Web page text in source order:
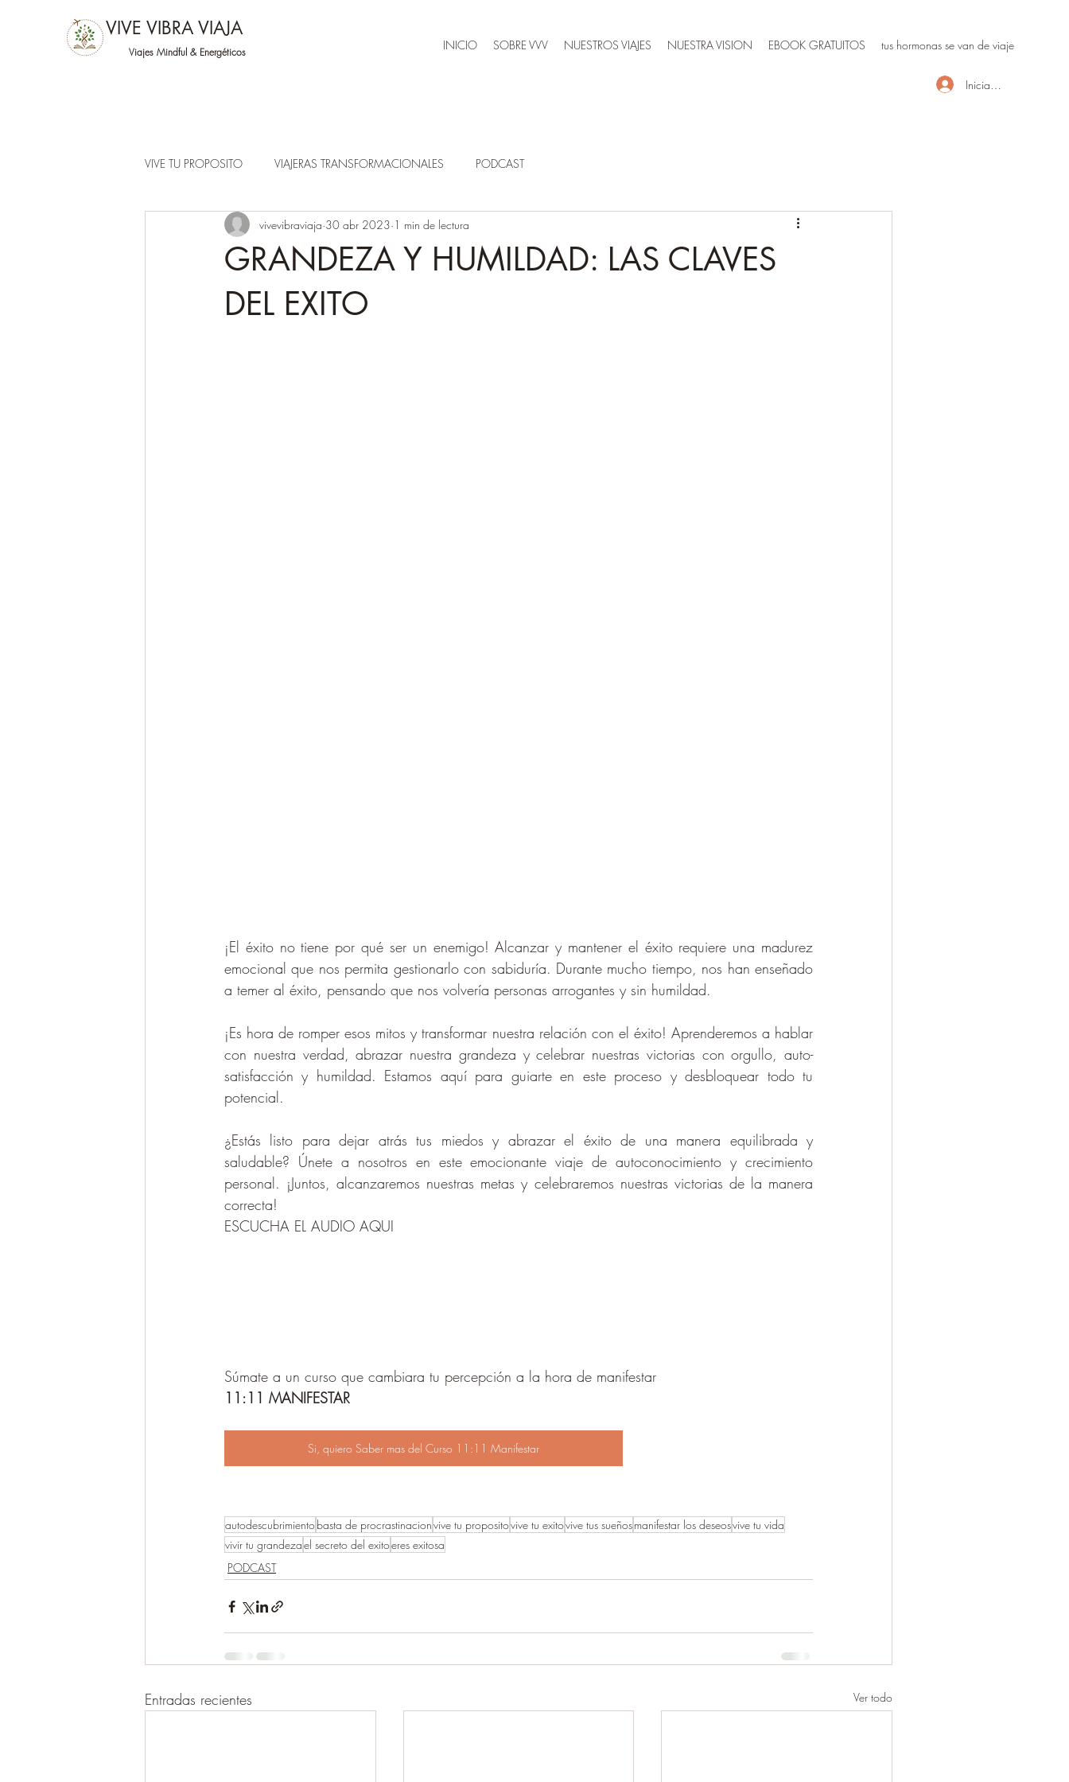
VIVE VIBRA VIAJA
Viajes Mindful & Energéticos INICIO SOBRE VVV NUESTROS VIAJES NUESTRA VISION EBOOK GRATUITOS tus hormonas se van de viaje
Iniciar sesión
VIVE TU PROPOSITO VIAJERAS TRANSFORMACIONALES PODCAST
GRANDEZA Y HUMILDAD: LAS CLAVES
DEL EXITO
vivevibraviaja 30 abr 2023 1 min de lectura
¡El éxito no tiene por qué ser un enemigo! Alcanzar y mantener el éxito requiere una madurez
emocional que nos permita gestionarlo con sabiduría. Durante mucho tiempo, nos han enseñado
a temer al éxito, pensando que nos volvería personas arrogantes y sin humildad.
¡Es hora de romper esos mitos y transformar nuestra relación con el éxito! Aprenderemos a hablar
con nuestra verdad, abrazar nuestra grandeza y celebrar nuestras victorias con orgullo, auto-
satisfacción y humildad. Estamos aquí para guiarte en este proceso y desbloquear todo tu
potencial.
¿Estás listo para dejar atrás tus miedos y abrazar el éxito de una manera equilibrada y
saludable? Únete a nosotros en este emocionante viaje de autoconocimiento y crecimiento
personal. ¡Juntos, alcanzaremos nuestras metas y celebraremos nuestras victorias de la manera
correcta!
ESCUCHA EL AUDIO AQUI
Súmate a un curso que cambiara tu percepción a la hora de manifestar
11:11 MANIFESTAR
Si, quiero Saber mas del Curso 11:11 Manifestar
autodescubrimientobasta de procrastinacionvive tu propositovive tu exitovive tus sueñosmanifestar los deseosvive tu vida
vivir tu grandezael secreto del exitoeres exitosa
PODCAST
Entradas recientes Ver todo